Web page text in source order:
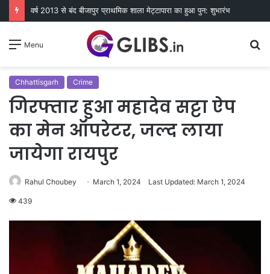
वर्ष 2013 से बंद बीजापुर प्राथमिक शाला मेट्टापारा का हुआ पुन: शुभारंभ
Menu
Chhattisgarh Crime
गिरफ्तार हुआ महादेव सट्टा ऐप
का मेन ऑपरेटर, जल्द लाया
जायेगा रायपुर
Rahul Choubey March 1, 2024 Last Updated: March 1, 2024
439